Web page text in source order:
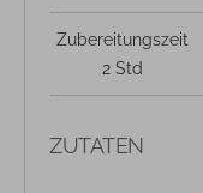
Zubereitungszeit
2 Std
ZUTATEN